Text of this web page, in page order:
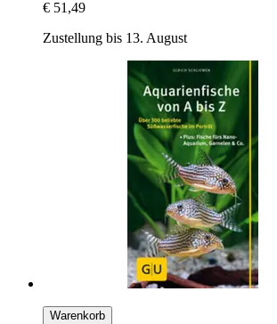
€ 51,49
Zustellung bis 13. August
Warenkorb